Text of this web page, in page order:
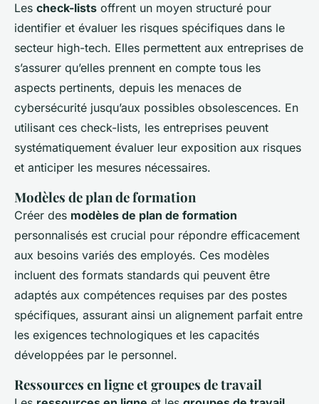
Les check-lists offrent un moyen structuré pour
identifier et évaluer les risques spécifiques dans le
secteur high-tech. Elles permettent aux entreprises de
s’assurer qu’elles prennent en compte tous les
aspects pertinents, depuis les menaces de
cybersécurité jusqu’aux possibles obsolescences. En
utilisant ces check-lists, les entreprises peuvent
systématiquement évaluer leur exposition aux risques
et anticiper les mesures nécessaires.
Modèles de plan de formation
Créer des modèles de plan de formation
personnalisés est crucial pour répondre efficacement
aux besoins variés des employés. Ces modèles
incluent des formats standards qui peuvent être
adaptés aux compétences requises par des postes
spécifiques, assurant ainsi un alignement parfait entre
les exigences technologiques et les capacités
développées par le personnel.
Ressources en ligne et groupes de travail